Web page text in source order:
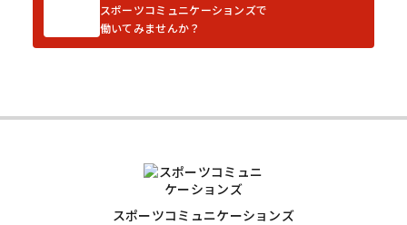
スポーツコミュニケーションズで
働いてみませんか？
スポーツコミュニケーションズ